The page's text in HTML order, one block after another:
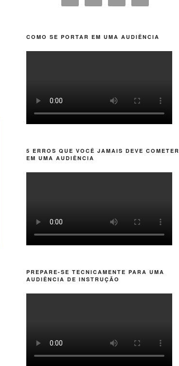
COMO SE PORTAR EM UMA AUDIÊNCIA
5 ERROS QUE VOCÊ JAMAIS DEVE COMETER
EM UMA AUDIÊNCIA
PREPARE-SE TECNICAMENTE PARA UMA
AUDIÊNCIA DE INSTRUÇÃO